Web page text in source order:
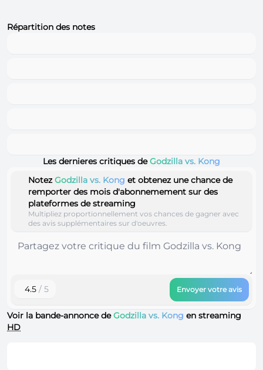
Répartition des notes
Les dernieres critiques deGodzilla vs. Kong
NotezGodzilla vs. Kong et obtenez une chance de
remporter des mois d'abonnemement sur des
plateformes de streaming
Multipliez proportionnellement vos chances de gagner avec
des avis supplémentaires sur d'oeuvres.
4.5 / 5 Envoyer votre avis
Voir la bande-annonce deGodzilla vs. Kong en streaming
HD